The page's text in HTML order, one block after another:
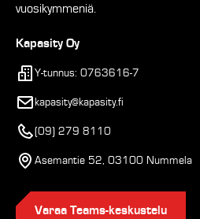
vuosikymmeniä.
Kapasity Oy
Y-tunnus: 0763616-7
kapasity@kapasity.fi
(09) 279 8110
Asemantie 52, 03100 Nummela
Varaa Teams-keskustelu